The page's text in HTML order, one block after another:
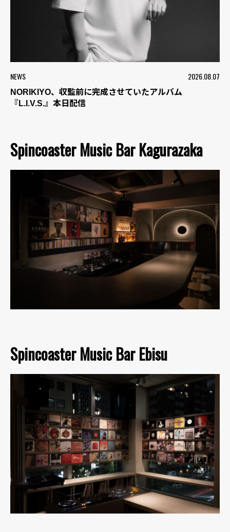
NEWS 2026.08.07
NORIKIYO、収監前に完成させていたアルバム
『L.I.V.S.』本日配信
Spincoaster Music Bar Kagurazaka
Spincoaster Music Bar Ebisu